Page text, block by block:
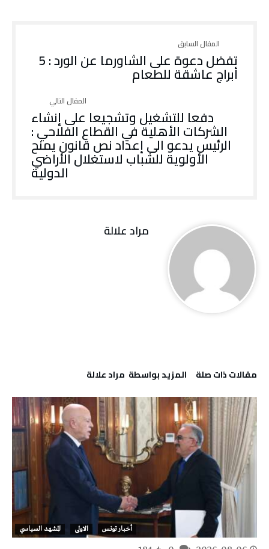
تفضل دعوة على الشاورما عن الورد : 5
أبراج عاشقة للطعام
دفعا للتشغيل وتشجيعا على إنشاء
الشركات الأهلية في القطاع الفلاحي :
الرئيس يدعو الى إعداد نص قانون يمنح
الأولوية للشباب لاستغلال الأراضي
الدولية
مراد علالة
‫مقالات ذات صلة‬ ‫‫المزيد بواسطة‬ ‬ مراد علالة
أخبار تونس الاولى المشهد السياسي